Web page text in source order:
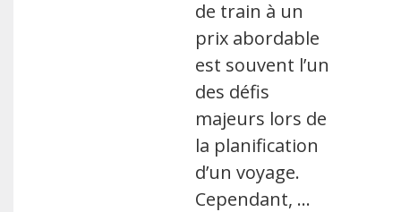
de train à un
prix abordable
est souvent l’un
des défis
majeurs lors de
la planification
d’un voyage.
Cependant, …